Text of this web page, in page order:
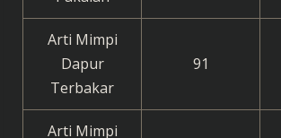
Arti Mimpi
Dapur
Terbakar
91
Arti Mimpi